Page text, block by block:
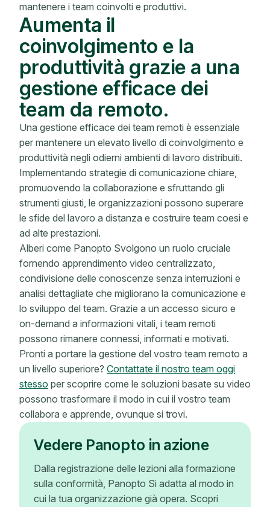
mantenere i team coinvolti e produttivi.
Aumenta il
coinvolgimento e la
produttività grazie a una
gestione efficace dei
team da remoto.
Una gestione efficace dei team remoti è essenziale
per mantenere un elevato livello di coinvolgimento e
produttività negli odierni ambienti di lavoro distribuiti.
Implementando strategie di comunicazione chiare,
promuovendo la collaborazione e sfruttando gli
strumenti giusti, le organizzazioni possono superare
le sfide del lavoro a distanza e costruire team coesi e
ad alte prestazioni.
Alberi come Panopto Svolgono un ruolo cruciale
fornendo apprendimento video centralizzato,
condivisione delle conoscenze senza interruzioni e
analisi dettagliate che migliorano la comunicazione e
lo sviluppo del team. Grazie a un accesso sicuro e
on-demand a informazioni vitali, i team remoti
possono rimanere connessi, informati e motivati.
Pronti a portare la gestione del vostro team remoto a
un livello superiore? Contattate il nostro team oggi
stesso per scoprire come le soluzioni basate su video
possono trasformare il modo in cui il vostro team
collabora e apprende, ovunque si trovi.
Vedere Panopto in azione
Dalla registrazione delle lezioni alla formazione
sulla conformità, Panopto Si adatta al modo in
cui la tua organizzazione già opera. Scopri